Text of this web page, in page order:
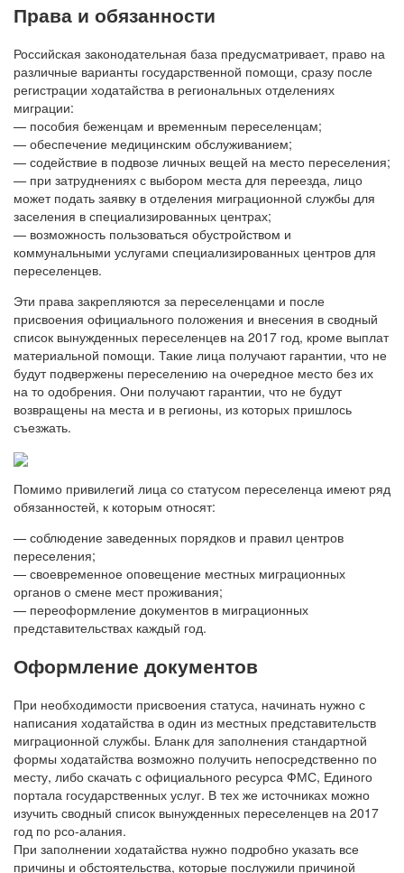
Права и обязанности
Российская законодательная база предусматривает, право на
различные варианты государственной помощи, сразу после
регистрации ходатайства в региональных отделениях
миграции:
— пособия беженцам и временным переселенцам;
— обеспечение медицинским обслуживанием;
— содействие в подвозе личных вещей на место переселения;
— при затруднениях с выбором места для переезда, лицо
может подать заявку в отделения миграционной службы для
заселения в специализированных центрах;
— возможность пользоваться обустройством и
коммунальными услугами специализированных центров для
переселенцев.
Эти права закрепляются за переселенцами и после
присвоения официального положения и внесения в сводный
список вынужденных переселенцев на 2017 год, кроме выплат
материальной помощи. Такие лица получают гарантии, что не
будут подвержены переселению на очередное место без их
на то одобрения. Они получают гарантии, что не будут
возвращены на места и в регионы, из которых пришлось
съезжать.
Помимо привилегий лица со статусом переселенца имеют ряд
обязанностей, к которым относят:
— соблюдение заведенных порядков и правил центров
переселения;
— своевременное оповещение местных миграционных
органов о смене мест проживания;
— переоформление документов в миграционных
представительствах каждый год.
Оформление документов
При необходимости присвоения статуса, начинать нужно с
написания ходатайства в один из местных представительств
миграционной службы. Бланк для заполнения стандартной
формы ходатайства возможно получить непосредственно по
месту, либо скачать с официального ресурса ФМС, Единого
портала государственных услуг. В тех же источниках можно
изучить сводный список вынужденных переселенцев на 2017
год по рсо-алания.
При заполнении ходатайства нужно подробно указать все
причины и обстоятельства, которые послужили причиной